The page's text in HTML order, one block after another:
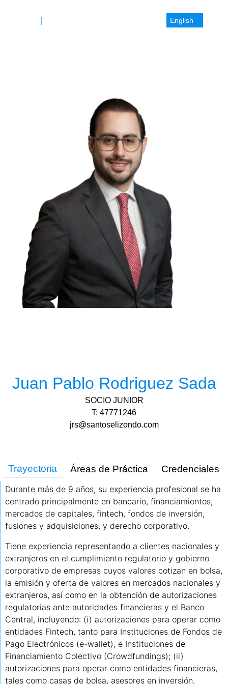
English
Juan Pablo Rodriguez Sada
SOCIO JUNIOR
T: 47771246
jrs@santoselizondo.com
Trayectoria Áreas de Práctica Credenciales
Durante más de 9 años, su experiencia profesional se ha
centrado principalmente en bancario, financiamientos,
mercados de capitales, fintech, fondos de inversión,
fusiones y adquisiciones, y derecho corporativo.
Tiene experiencia representando a clientes nacionales y
extranjeros en el cumplimiento regulatorio y gobierno
corporativo de empresas cuyos valores cotizan en bolsa,
la emisión y oferta de valores en mercados nacionales y
extranjeros, así como en la obtención de autorizaciones
regulatorias ante autoridades financieras y el Banco
Central, incluyendo: (i) autorizaciones para operar como
entidades Fintech, tanto para Instituciones de Fondos de
Pago Electrónicos (e-wallet), e Instituciones de
Financiamiento Colectivo (Crowdfundings); (ii)
autorizaciones para operar como entidades financieras,
tales como casas de bolsa, asesores en inversión,